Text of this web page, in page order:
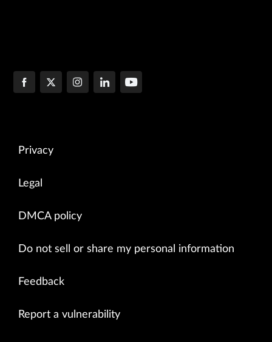
Privacy
Legal
DMCA policy
Do not sell or share my personal information
Feedback
Report a vulnerability